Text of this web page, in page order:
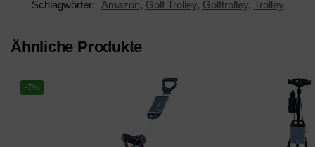
Schlagwörter:
Amazon, Golf Trolley, Golftrolley, Trolley
Ähnliche Produkte
-7%